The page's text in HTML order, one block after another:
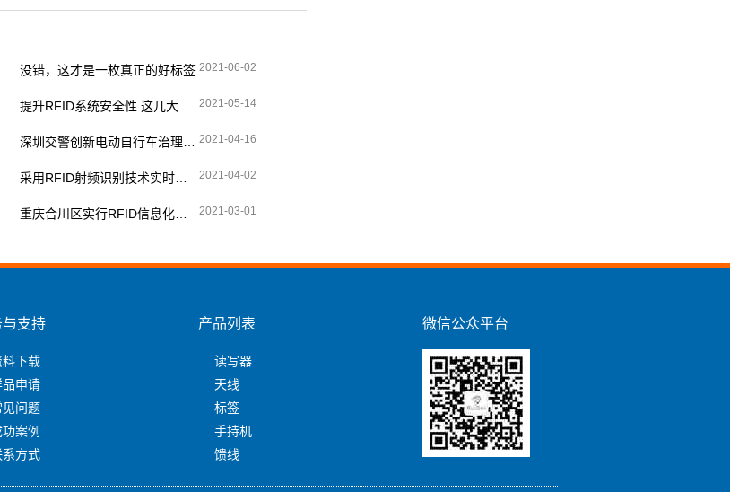
没错，这才是一枚真正的好标签 2021-06-02
2021-05-14
2021-04-16
2021-04-02
2021-03-01
与支持
料下载
品申请
见问题
功案例
系方式
产品列表
读写器
天线
标签
手持机
馈线
微信公众平台